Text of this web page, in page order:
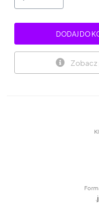
DODAJ DO
Zobacz